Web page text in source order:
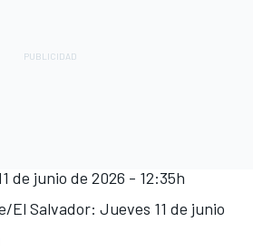
de junio de 2026 - 12:35h
El Salvador: Jueves 11 de junio